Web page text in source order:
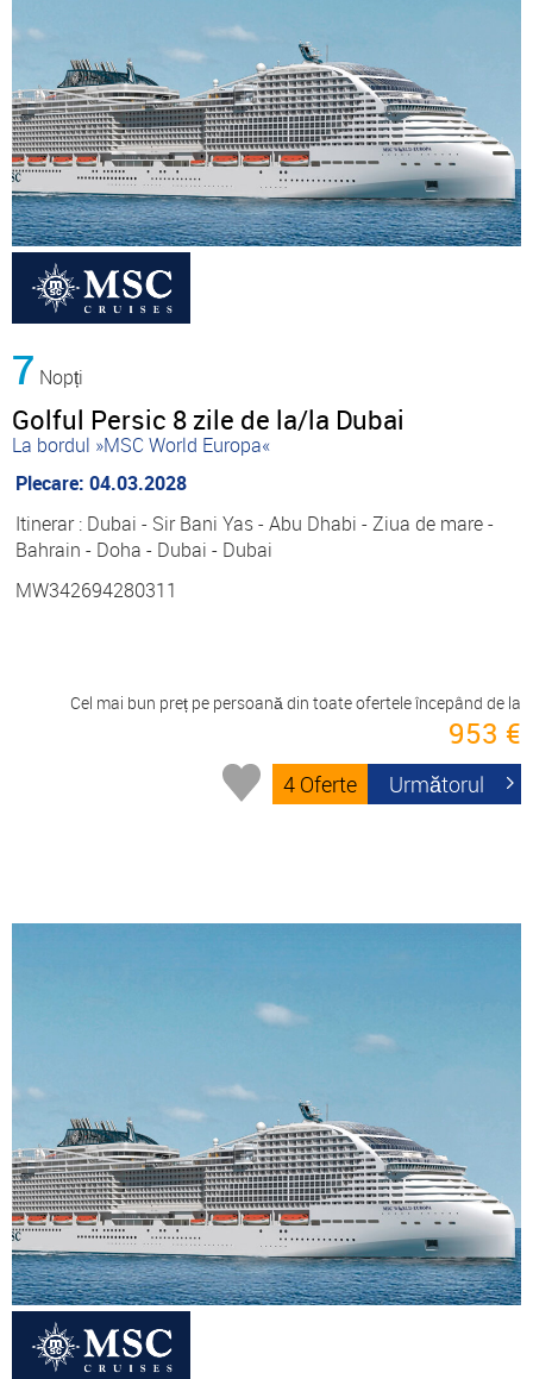
7 Nopți
Golful Persic 8 zile de la/la Dubai
La bordul »MSC World Europa«
Plecare: 04.03.2028
Itinerar : Dubai - Sir Bani Yas - Abu Dhabi - Ziua de mare -
Bahrain - Doha - Dubai - Dubai
MW342694280311
Cel mai bun preț pe persoană din toate ofertele începând de la
953 €
4 Oferte Următorul